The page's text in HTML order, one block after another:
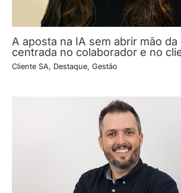
A aposta na IA sem abrir mão da
centrada no colaborador e no
Cliente SA, Destaque, Gestão